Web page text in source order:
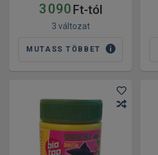
3 090 Ft-tól
3 változat
MUTASS TÖBBET